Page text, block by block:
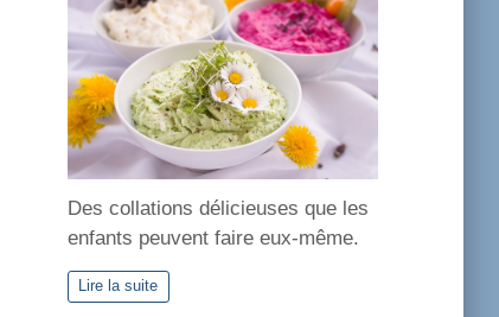
Des collations délicieuses que les
enfants peuvent faire eux-même.
Lire la suite